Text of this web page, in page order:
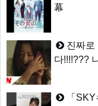
幕
진짜로
다!!!!???
「